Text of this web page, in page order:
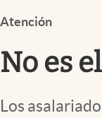
Brand Strategy
Vida y estilo
Tv
Atención
No es
Los